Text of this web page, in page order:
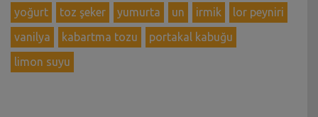
yoğurt toz şeker yumurta un irmik
lor peyniri
vanilya
kabartma tozu
portakal kabuğu
limon suyu